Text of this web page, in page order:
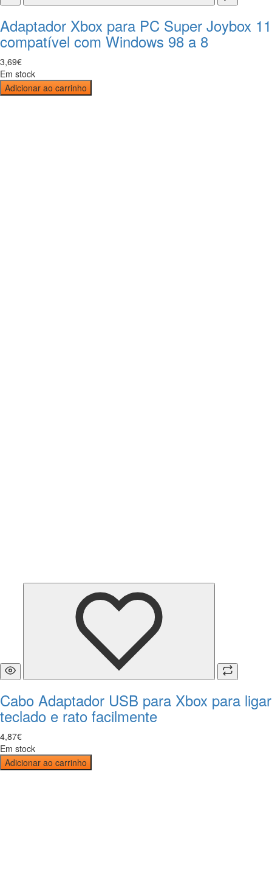
Adaptador Xbox para PC Super Joybox 11
compatível com Windows 98 a 8
3,69€
Em stock
Adicionar ao carrinho
Cabo Adaptador USB para Xbox para ligar
teclado e rato facilmente
4,87€
Em stock
Adicionar ao carrinho